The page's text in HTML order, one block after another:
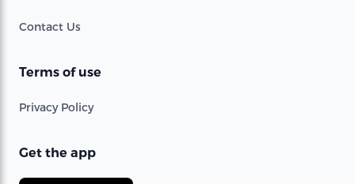
Contact Us
Terms of use
Privacy Policy
Get the app